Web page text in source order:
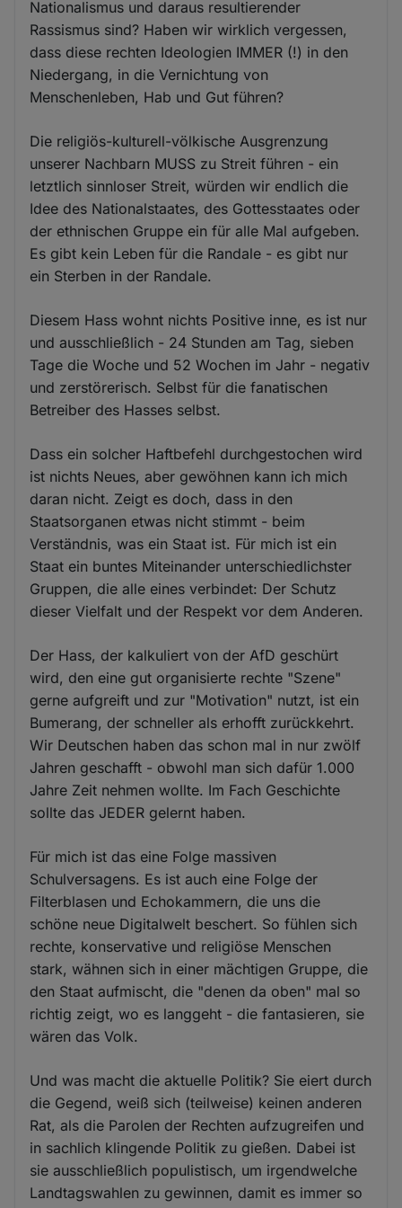
Nationalismus und daraus resultierender
Rassismus sind? Haben wir wirklich vergessen,
dass diese rechten Ideologien IMMER (!) in den
Niedergang, in die Vernichtung von
Menschenleben, Hab und Gut führen?
Die religiös-kulturell-völkische Ausgrenzung
unserer Nachbarn MUSS zu Streit führen - ein
letztlich sinnloser Streit, würden wir endlich die
Idee des Nationalstaates, des Gottesstaates oder
der ethnischen Gruppe ein für alle Mal aufgeben.
Es gibt kein Leben für die Randale - es gibt nur
ein Sterben in der Randale.
Diesem Hass wohnt nichts Positive inne, es ist nur
und ausschließlich - 24 Stunden am Tag, sieben
Tage die Woche und 52 Wochen im Jahr - negativ
und zerstörerisch. Selbst für die fanatischen
Betreiber des Hasses selbst.
Dass ein solcher Haftbefehl durchgestochen wird
ist nichts Neues, aber gewöhnen kann ich mich
daran nicht. Zeigt es doch, dass in den
Staatsorganen etwas nicht stimmt - beim
Verständnis, was ein Staat ist. Für mich ist ein
Staat ein buntes Miteinander unterschiedlichster
Gruppen, die alle eines verbindet: Der Schutz
dieser Vielfalt und der Respekt vor dem Anderen.
Der Hass, der kalkuliert von der AfD geschürt
wird, den eine gut organisierte rechte "Szene"
gerne aufgreift und zur "Motivation" nutzt, ist ein
Bumerang, der schneller als erhofft zurückkehrt.
Wir Deutschen haben das schon mal in nur zwölf
Jahren geschafft - obwohl man sich dafür 1.000
Jahre Zeit nehmen wollte. Im Fach Geschichte
sollte das JEDER gelernt haben.
Für mich ist das eine Folge massiven
Schulversagens. Es ist auch eine Folge der
Filterblasen und Echokammern, die uns die
schöne neue Digitalwelt beschert. So fühlen sich
rechte, konservative und religiöse Menschen
stark, wähnen sich in einer mächtigen Gruppe, die
den Staat aufmischt, die "denen da oben" mal so
richtig zeigt, wo es langgeht - die fantasieren, sie
wären das Volk.
Und was macht die aktuelle Politik? Sie eiert durch
die Gegend, weiß sich (teilweise) keinen anderen
Rat, als die Parolen der Rechten aufzugreifen und
in sachlich klingende Politik zu gießen. Dabei ist
sie ausschließlich populistisch, um irgendwelche
Landtagswahlen zu gewinnen, damit es immer so